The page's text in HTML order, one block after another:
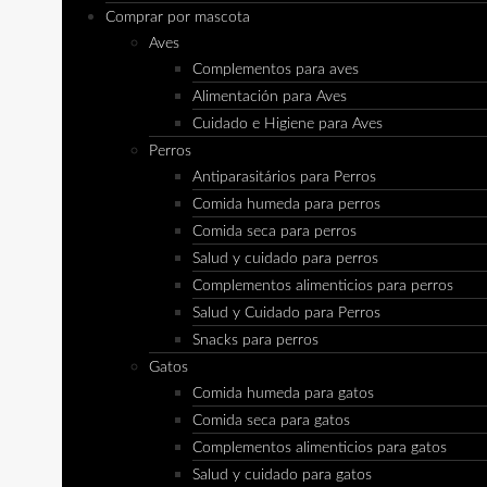
Comprar por mascota
Aves
Complementos para aves
Alimentación para Aves
Cuidado e Higiene para Aves
Perros
Antiparasitários para Perros
Comida humeda para perros
Comida seca para perros
Salud y cuidado para perros
Complementos alimenticios para perros
Salud y Cuidado para Perros
Snacks para perros
Gatos
Comida humeda para gatos
Comida seca para gatos
Complementos alimenticios para gatos
Salud y cuidado para gatos